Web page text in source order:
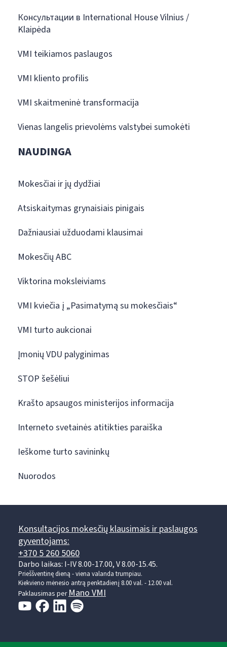
Консультации в International House Vilnius /
Klaipėda
VMI teikiamos paslaugos
VMI kliento profilis
VMI skaitmeninė transformacija
Vienas langelis prievolėms valstybei sumokėti
NAUDINGA
Mokesčiai ir jų dydžiai
Atsiskaitymas grynaisiais pinigais
Dažniausiai užduodami klausimai
Mokesčių ABC
Viktorina moksleiviams
VMI kviečia į „Pasimatymą su mokesčiais“
VMI turto aukcionai
Įmonių VDU palyginimas
STOP šešėliui
Krašto apsaugos ministerijos informacija
Interneto svetainės atitikties paraiška
Ieškome turto savininkų
Nuorodos
Konsultacijos mokesčių klausimais ir paslaugos
gyventojams:
+370 5 260 5060
Darbo laikas: I-IV 8.00-17.00, V 8.00-15.45.
Prieššventinę dieną - viena valanda trumpiau.
Kiekvieno mėnesio antrą penktadienį 8.00 val. - 12.00 val.
Paklausimas perMano VMI